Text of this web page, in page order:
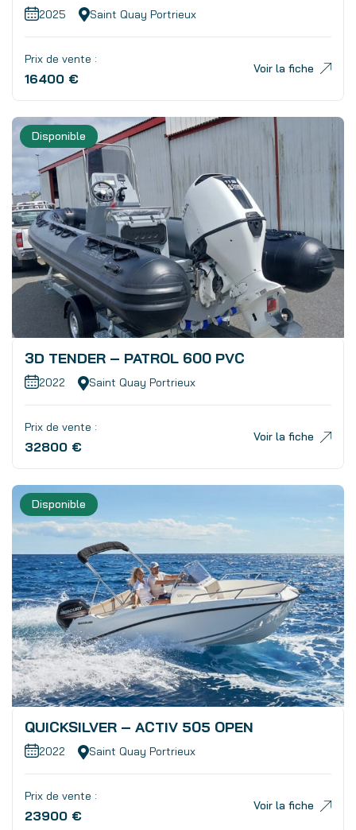
2025 Saint Quay Portrieux
Prix de vente :
16400 €
Voir la fiche
Disponible
3D TENDER – PATROL 600 PVC
2022 Saint Quay Portrieux
Prix de vente :
32800 €
Voir la fiche
Disponible
QUICKSILVER – ACTIV 505 OPEN
2022 Saint Quay Portrieux
Prix de vente :
23900 €
Voir la fiche